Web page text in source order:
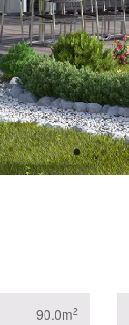
90.0m2